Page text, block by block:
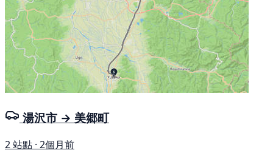
湯沢市 → 美郷町
2 站點 · 2個月前